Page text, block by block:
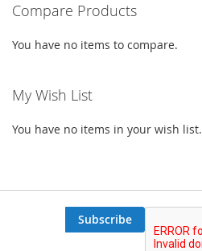
LIST
Compare Products
You have no items to compare.
My Wish List
You have no items in your wish list.
Subscribe